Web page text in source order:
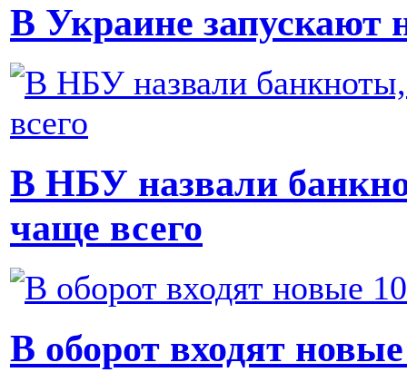
В Украине запускают
В НБУ назвали
чаще всего
В оборот входят